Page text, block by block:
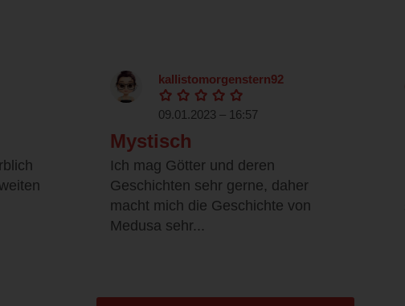
kallistomorgenstern92
09.01.2023 – 16:57
Mystisch
Ich mag Götter und deren
Geschichten sehr gerne, daher
macht mich die Geschichte von
Medusa sehr...